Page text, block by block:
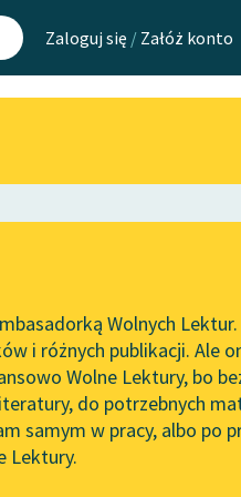
Zaloguj się / Załóż konto
Lektur
Lektur
O
Wolnych Lektur.
i różnych publikacji. Ale
Wolne Lektury, bo
do potrzebnych
samym w pracy, albo po
Lektury.